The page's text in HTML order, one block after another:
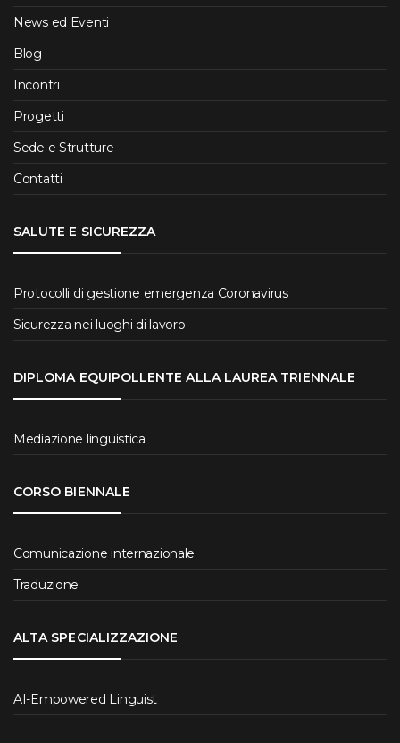
News ed Eventi
Blog
Incontri
Progetti
Sede e Strutture
Contatti
SALUTE E SICUREZZA
Protocolli di gestione emergenza Coronavirus
Sicurezza nei luoghi di lavoro
DIPLOMA EQUIPOLLENTE ALLA LAUREA TRIENNALE
Mediazione linguistica
CORSO BIENNALE
Comunicazione internazionale
Traduzione
ALTA SPECIALIZZAZIONE
AI-Empowered Linguist